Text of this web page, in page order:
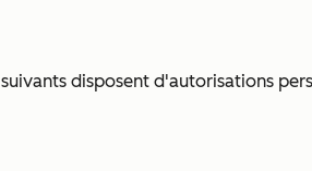
disposent d'autorisations